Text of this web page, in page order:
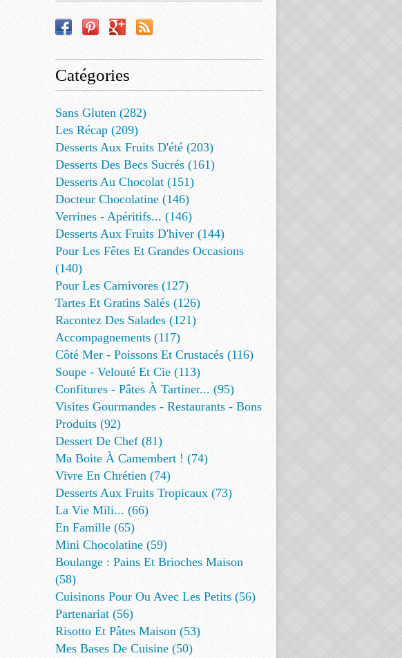
Catégories
Sans Gluten (282)
Les Récap (209)
Desserts Aux Fruits D'été (203)
Desserts Des Becs Sucrés (161)
Desserts Au Chocolat (151)
Docteur Chocolatine (146)
Verrines - Apéritifs... (146)
Desserts Aux Fruits D'hiver (144)
Pour Les Fêtes Et Grandes Occasions
(140)
Pour Les Carnivores (127)
Tartes Et Gratins Salés (126)
Racontez Des Salades (121)
Accompagnements (117)
Côté Mer - Poissons Et Crustacés (116)
Soupe - Velouté Et Cie (113)
Confitures - Pâtes À Tartiner... (95)
Visites Gourmandes - Restaurants - Bons
Produits (92)
Dessert De Chef (81)
Ma Boite À Camembert ! (74)
Vivre En Chrétien (74)
Desserts Aux Fruits Tropicaux (73)
La Vie Mili... (66)
En Famille (65)
Mini Chocolatine (59)
Boulange : Pains Et Brioches Maison
(58)
Cuisinons Pour Ou Avec Les Petits (56)
Partenariat (56)
Risotto Et Pâtes Maison (53)
Mes Bases De Cuisine (50)